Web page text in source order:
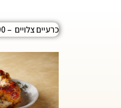
כרעיים צלויים – 10.90 ש״ח